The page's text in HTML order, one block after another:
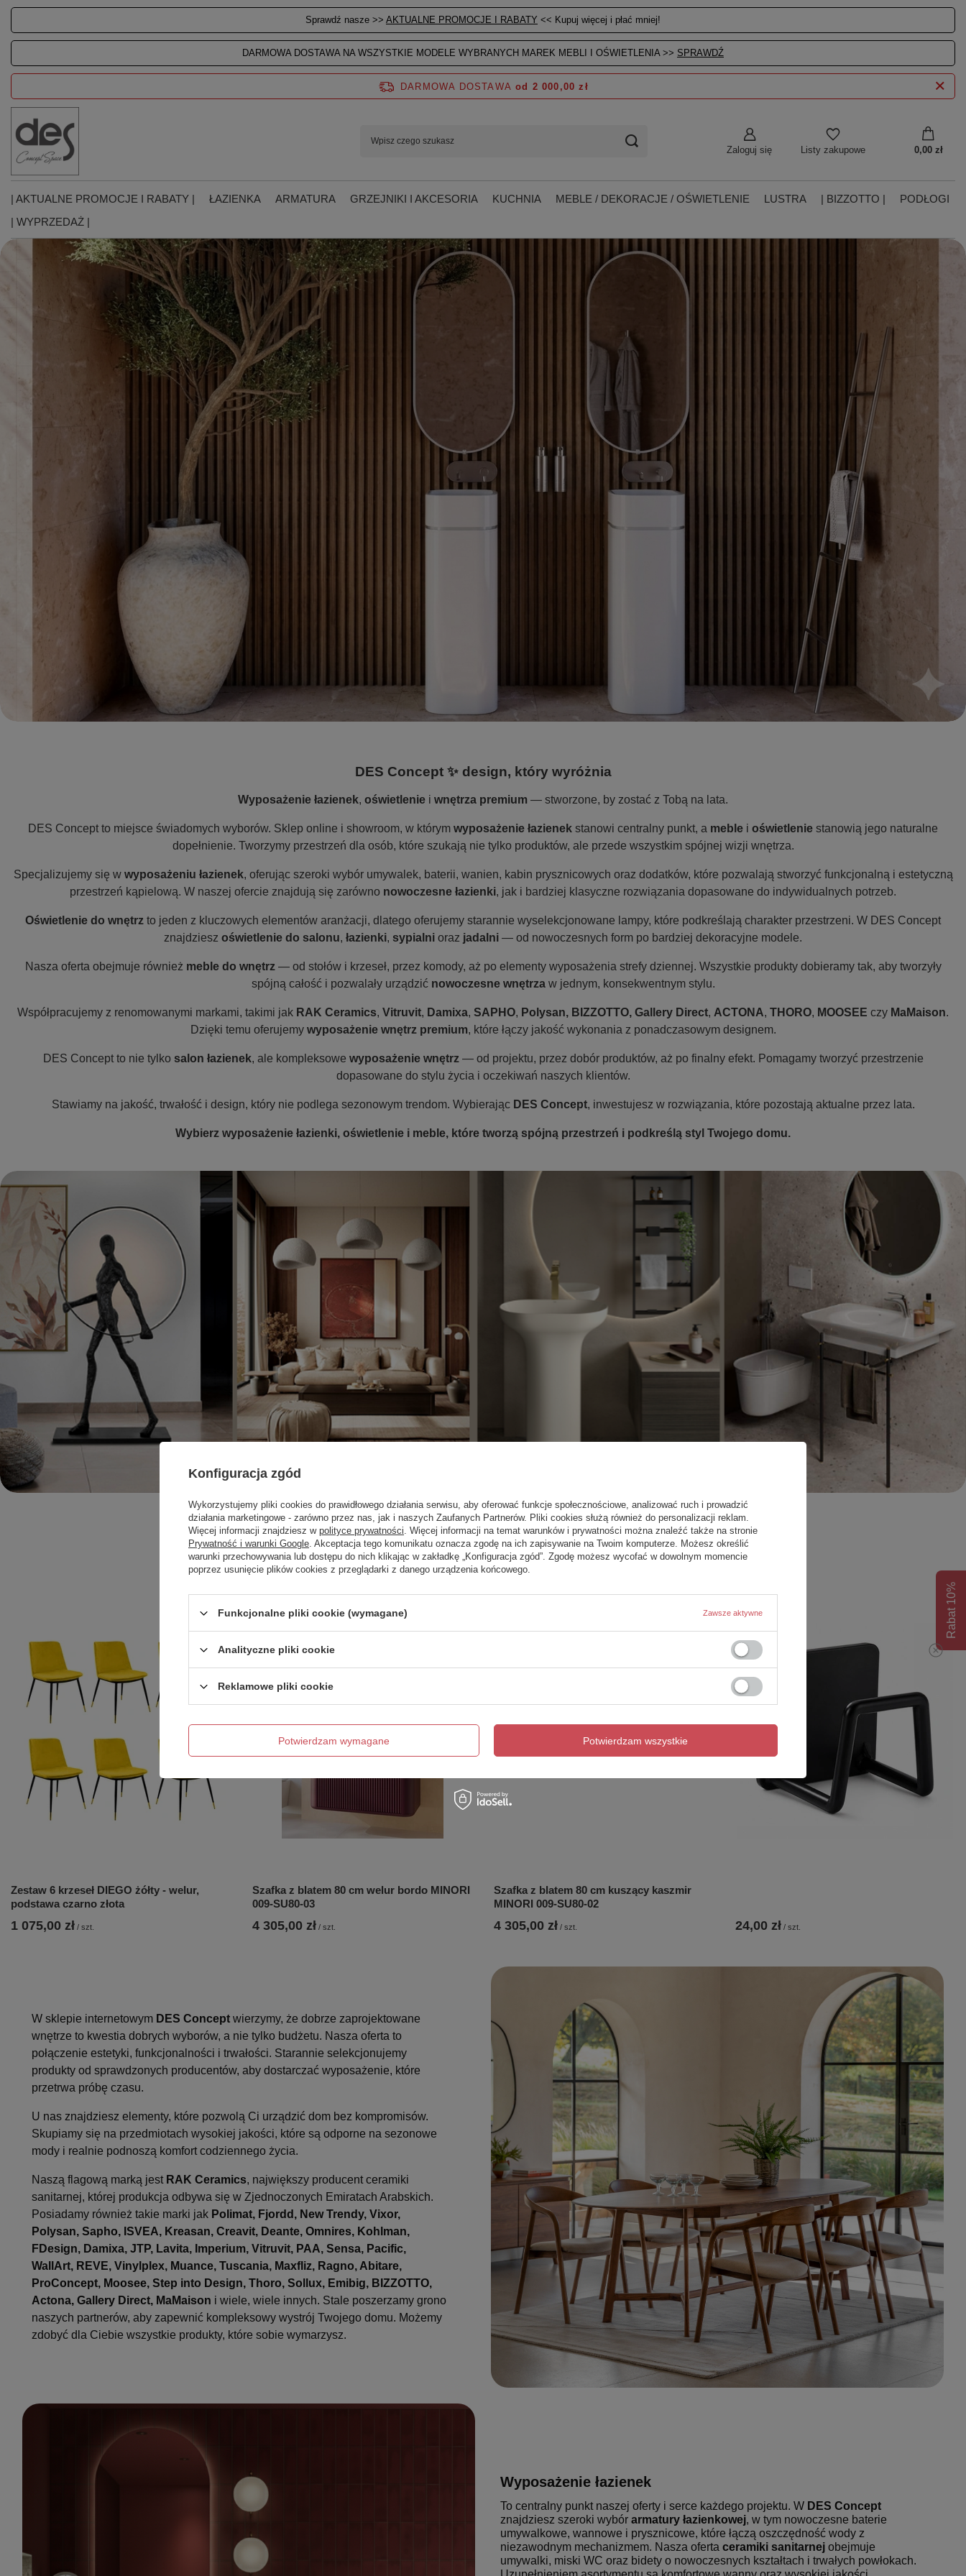
Sprawdź nasze >> AKTUALNE PROMOCJE I RABATY << Kupuj więcej i płać mniej!
DARMOWA DOSTAWA NA WSZYSTKIE MODELE WYBRANYCH MAREK MEBLI I OŚWIETLENIA >> SPRAWDŹ
Zaloguj się Listy zakupowe 0,00 zł
DARMOWA DOSTAWA od 2 000,00 zł
| AKTUALNE PROMOCJE I RABATY | ŁAZIENKA ARMATURA GRZEJNIKI I AKCESORIA KUCHNIA MEBLE / DEKORACJE / OŚWIETLENIE LUSTRA | BIZZOTTO |
PODŁOGI
| WYPRZEDAŻ |
DES Concept ✨ design, który wyróżnia
Wyposażenie łazienek, oświetlenie i wnętrza premium — stworzone, by zostać z Tobą na lata.
DES Concept to miejsce świadomych wyborów. Sklep online i showroom, w którym wyposażenie łazienek stanowi centralny punkt, a meble i oświetlenie stanowią jego naturalne
dopełnienie. Tworzymy przestrzeń dla osób, które szukają nie tylko produktów, ale przede wszystkim spójnej wizji wnętrza.
Specjalizujemy się w wyposażeniu łazienek, oferując szeroki wybór umywalek, baterii, wanien, kabin prysznicowych oraz dodatków, które pozwalają stworzyć funkcjonalną i estetyczną
przestrzeń kąpielową. W naszej ofercie znajdują się zarówno nowoczesne łazienki, jak i bardziej klasyczne rozwiązania dopasowane do indywidualnych potrzeb.
Oświetlenie do wnętrz to jeden z kluczowych elementów aranżacji, dlatego oferujemy starannie wyselekcjonowane lampy, które podkreślają charakter przestrzeni. W DES Concept
znajdziesz oświetlenie do salonu, łazienki, sypialni oraz jadalni — od nowoczesnych form po bardziej dekoracyjne modele.
Nasza oferta obejmuje również meble do wnętrz— od stołów i krzeseł, przez komody, aż po elementy wyposażenia strefy dziennej. Wszystkie produkty dobieramy tak, aby tworzyły
spójną całość i pozwalały urządzić nowoczesne wnętrzaw jednym, konsekwentnym stylu.
Współpracujemy z renomowanymi markami, takimi jak RAK Ceramics, Vitruvit, Damixa, SAPHO, Polysan, BIZZOTTO, Gallery Direct, ACTONA, THORO, MOOSEE czy MaMaison.
Dzięki temu oferujemy wyposażenie wnętrz premium, które łączy jakość wykonania z ponadczasowym designem.
DES Concept to nie tylko salon łazienek, ale kompleksowe wyposażenie wnętrz— od projektu, przez dobór produktów, aż po finalny efekt. Pomagamy tworzyć przestrzenie
dopasowane do stylu życia i oczekiwań naszych klientów.
Stawiamy na jakość, trwałość i design, który nie podlega sezonowym trendom. Wybierając DES Concept, inwestujesz w rozwiązania, które pozostają aktualne przez lata.
Wybierz wyposażenie łazienki, oświetlenie i meble, które tworzą spójną przestrzeń i podkreślą styl Twojego domu.
Nowości
Zestaw 6 krzeseł DIEGO żółty - welur,
podstawa czarno złota
1 075,00 zł / szt.
Szafka z blatem 80 cm welur bordo MINORI
009-SU80-03
4 305,00 zł / szt.
Szafka z blatem 80 cm kuszący kaszmir
MINORI 009-SU80-02
4 305,00 zł / szt. 24,00 zł / szt.
W sklepie internetowym DES Conceptwierzymy, że dobrze zaprojektowane
wnętrze to kwestia dobrych wyborów, a nie tylko budżetu. Nasza oferta to
połączenie estetyki, funkcjonalności i trwałości. Starannie selekcjonujemy
produkty od sprawdzonych producentów, aby dostarczać wyposażenie, które
przetrwa próbę czasu.
U nas znajdziesz elementy, które pozwolą Ci urządzić dom bez kompromisów.
Skupiamy się na przedmiotach wysokiej jakości, które są odporne na sezonowe
mody i realnie podnoszą komfort codziennego życia.
Naszą flagową marką jest RAK Ceramics, największy producent ceramiki
sanitarnej, której produkcja odbywa się w Zjednoczonych Emiratach Arabskich.
Posiadamy również takie marki jak Polimat, Fjordd, New Trendy, Vixor,
Polysan, Sapho, ISVEA, Kreasan, Creavit, Deante, Omnires, Kohlman,
FDesign, Damixa, JTP, Lavita, Imperium, Vitruvit, PAA, Sensa, Pacific,
WallArt, REVE, Vinylplex, Muance, Tuscania, Maxfliz, Ragno, Abitare,
ProConcept, Moosee, Step into Design, Thoro, Sollux, Emibig, BIZZOTTO,
Actona, Gallery Direct, MaMaison i wiele, wiele innych. Stale poszerzamy grono
naszych partnerów, aby zapewnić kompleksowy wystrój Twojego domu. Możemy
zdobyć dla Ciebie wszystkie produkty, które sobie wymarzysz.
Wyposażenie łazienek
To centralny punkt naszej oferty i serce każdego projektu. W DES Concept
znajdziesz szeroki wybór armatury łazienkowej, w tym nowoczesne baterie
umywalkowe, wannowe i prysznicowe, które łączą oszczędność wody z
niezawodnym mechanizmem. Nasza oferta ceramiki sanitarnejobejmuje
umywalki, miski WC oraz bidety o nowoczesnych kształtach i trwałych powłokach.
Rabat 10%
Konfiguracja zgód
Wykorzystujemy pliki cookies do prawidłowego działania serwisu, aby oferować funkcje społecznościowe, analizować ruch i prowadzić
działania marketingowe - zarówno przez nas, jak i naszych Zaufanych Partnerów. Pliki cookies służą również do personalizacji reklam.
Więcej informacji znajdziesz w polityce prywatności. Więcej informacji na temat warunków i prywatności można znaleźć także na stronie
Prywatność i warunki Google. Akceptacja tego komunikatu oznacza zgodę na ich zapisywanie na Twoim komputerze. Możesz określić
warunki przechowywania lub dostępu do nich klikając w zakładkę „Konfiguracja zgód”. Zgodę możesz wycofać w dowolnym momencie
poprzez usunięcie plików cookies z przeglądarki z danego urządzenia końcowego.
Funkcjonalne pliki cookie (wymagane) Zawsze aktywne
Analityczne pliki cookie
Reklamowe pliki cookie
Potwierdzam wymagane Potwierdzam wszystkie